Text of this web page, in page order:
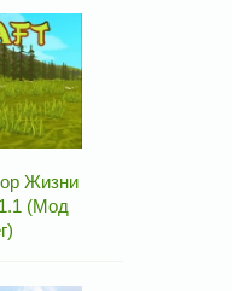
Жизни
(Мод